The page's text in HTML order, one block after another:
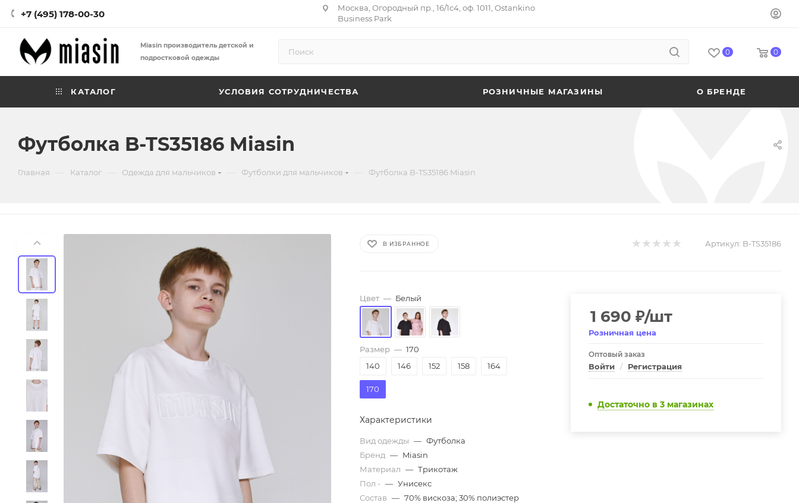
+7 (495) 178-00-30
Москва, Огородный пр., 16/1с4, оф. 1011, Ostankino
Business Park
Miasin производитель детской и
подростковой одежды
0 0
КАТАЛОГ УСЛОВИЯ СОТРУДНИЧЕСТВА РОЗНИЧНЫЕ МАГАЗИНЫ О БРЕНДЕ
Футболка B-TS35186 Miasin
Главная Каталог Одежда для мальчиков Футболки для мальчиков Футболка B-TS35186 Miasin
В ИЗБРАННОЕ Артикул: B-TS35186
Цвет — Белый
Размер — 170
140
146 152 158 164
170
Характеристики
Вид одежды — Футболка
Бренд — Miasin
Материал — Трикотаж
Пол - — Унисекс
Состав — 70% вискоза; 30% полиэстер
1 690 ₽/шт
Розничная цена
Оптовый заказ
Войти / Регистрация
Достаточно в 3 магазинах